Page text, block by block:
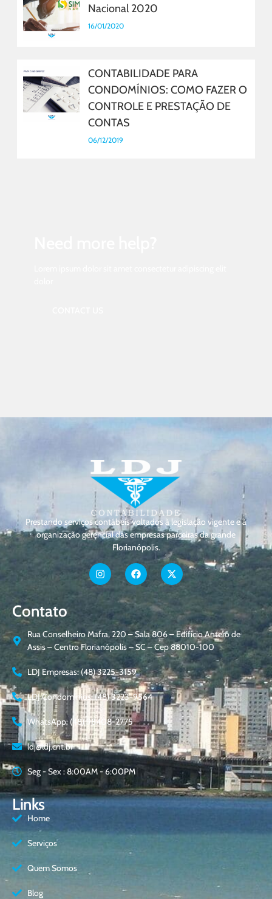
Nacional 2020
16/01/2020
CONTABILIDADE PARA
CONDOMÍNIOS: COMO FAZER O
CONTROLE E PRESTAÇÃO DE
CONTAS
06/12/2019
Prestando serviços contábeis voltados à legislação vigente e à
organização gerencial das empresas parceiras da grande
Florianópolis.
Contato
Rua Conselheiro Mafra, 220 – Sala 806 – Edifício Antero de
Assis – Centro Florianópolis – SC – Cep 88010-100
LDJ Empresas: (48) 3225-3159
LDJ Condomínios: (48) 3223-9564
WhatsApp: (48) 98408-2775
ldj@ldj.cnt.br
Seg - Sex : 8:00AM - 6:00PM
Links
Home
Serviços
Quem Somos
Blog